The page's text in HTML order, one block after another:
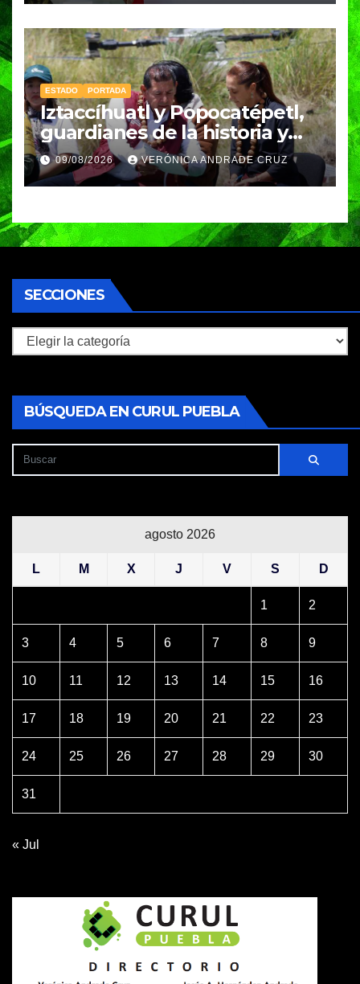
ESTADO PORTADA
Iztaccíhuatl y Popocatépetl,
guardianes de la historia y
fuentes de vida para Puebla:
Armenta
09/08/2026 VERÓNICA ANDRADE CRUZ
SECCIONES
Secciones
BÚSQUEDA EN CURUL PUEBLA
agosto 2026
L M X J V S D
1 2
3 4 5 6 7 8 9
10 11 12 13 14 15 16
17 18 19 20 21 22 23
24 25 26 27 28 29 30
31
« Jul